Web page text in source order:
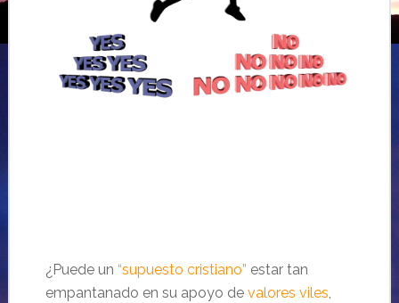
¿Puede un “supuesto cristiano” estar tan
empantanado en su apoyo de valores viles,